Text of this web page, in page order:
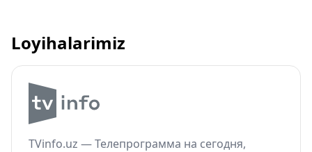
Loyihalarimiz
TVinfo.uz — Телепрограмма на сегодня,